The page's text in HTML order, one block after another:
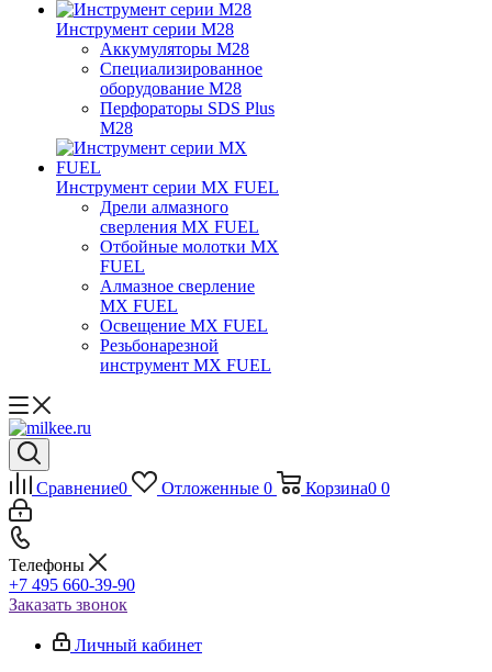
Инструмент серии M28
Аккумуляторы M28
Специализированное
оборудование M28
Перфораторы SDS Plus
M28
Инструмент серии MX FUEL
Дрели алмазного
сверления MX FUEL
Отбойные молотки MX
FUEL
Алмазное сверление
MX FUEL
Освещение MX FUEL
Резьбонарезной
инструмент MX FUEL
Сравнение0 Отложенные 0 Корзина0 0
Телефоны
+7 495 660-39-90
Заказать звонок
Личный кабинет